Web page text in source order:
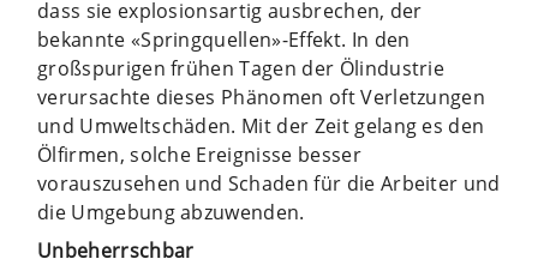
dass sie explosionsartig ausbrechen, der
bekannte «Springquellen»-Effekt. In den
großspurigen frühen Tagen der Ölindustrie
verursachte dieses Phänomen oft Verletzungen
und Umweltschäden. Mit der Zeit gelang es den
Ölfirmen, solche Ereignisse besser
vorauszusehen und Schaden für die Arbeiter und
die Umgebung abzuwenden.
Unbeherrschbar